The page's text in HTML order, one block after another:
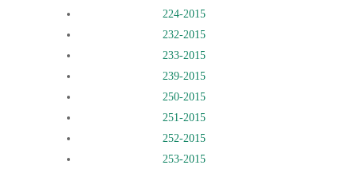
224-2015
232-2015
233-2015
239-2015
250-2015
251-2015
252-2015
253-2015